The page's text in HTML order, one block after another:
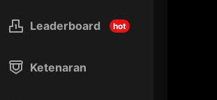
Leaderboard hot
Ketenaran